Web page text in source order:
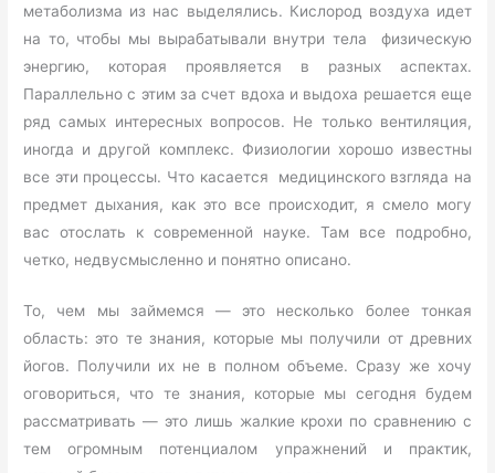
метаболизма из нас выделялись. Кислород воздуха идет
на то, чтобы мы вырабатывали внутри тела физическую
энергию, которая проявляется в разных аспектах.
Параллельно с этим за счет вдоха и выдоха решается еще
ряд самых интересных вопросов. Не только вентиляция,
иногда и другой комплекс. Физиологии хорошо известны
все эти процессы. Что касается медицинского взгляда на
предмет дыхания, как это все происходит, я смело могу
вас отослать к современной науке. Там все подробно,
четко, недвусмысленно и понятно описано.
То, чем мы займемся — это несколько более тонкая
область: это те знания, которые мы получили от древних
йогов. Получили их не в полном объеме. Сразу же хочу
оговориться, что те знания, которые мы сегодня будем
рассматривать — это лишь жалкие крохи по сравнению с
тем огромным потенциалом упражнений и практик,